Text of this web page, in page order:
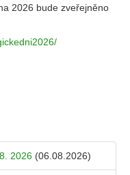
2026 bude zveřejněno
2026 (06.08.2026)